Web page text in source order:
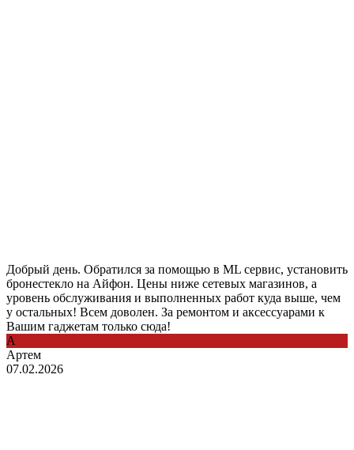
Добрый день. Обратился за помощью в ML сервис, установить
бронестекло на Айфон. Цены ниже сетевых магазинов, а
уровень обслуживания и выполненных работ куда выше, чем
у остальных! Всем доволен. За ремонтом и аксессуарами к
Вашим гаджетам только сюда!
А
Артем
07.02.2026